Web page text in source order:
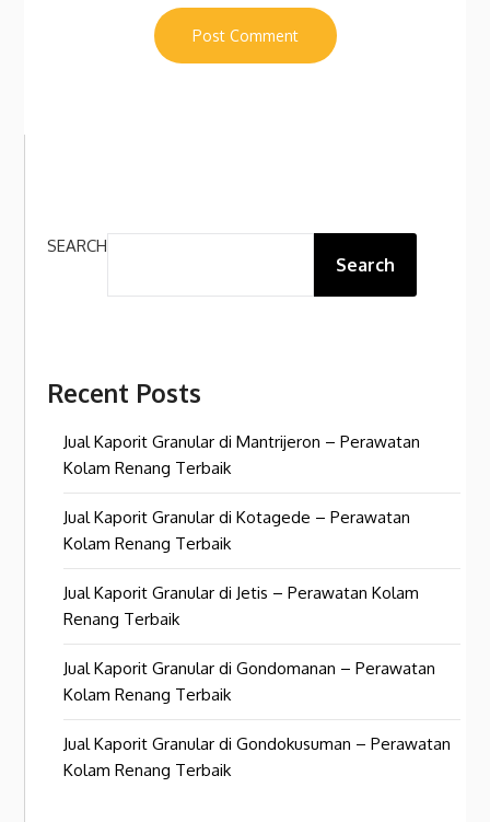
SEARCH
Search
Recent Posts
Jual Kaporit Granular di Mantrijeron – Perawatan
Kolam Renang Terbaik
Jual Kaporit Granular di Kotagede – Perawatan
Kolam Renang Terbaik
Jual Kaporit Granular di Jetis – Perawatan Kolam
Renang Terbaik
Jual Kaporit Granular di Gondomanan – Perawatan
Kolam Renang Terbaik
Jual Kaporit Granular di Gondokusuman – Perawatan
Kolam Renang Terbaik